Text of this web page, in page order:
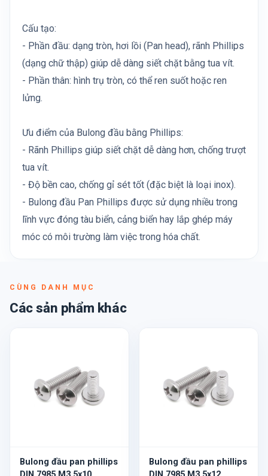
Cấu tạo:
- Phần đầu: dạng tròn, hơi lồi (Pan head), rãnh Phillips
(dạng chữ thập) giúp dễ dàng siết chặt bằng tua vít.
- Phần thân: hình trụ tròn, có thể ren suốt hoặc ren
lửng.
Ưu điểm của Bulong đầu bằng Phillips:
- Rãnh Phillips giúp siết chặt dễ dàng hơn, chống trượt
tua vít.
- Độ bền cao, chống gỉ sét tốt (đặc biệt là loại inox).
- Bulong đầu Pan Phillips được sử dụng nhiều trong
lĩnh vực đóng tàu biển, cảng biển hay lắp ghép máy
móc có môi trường làm việc trong hóa chất.
CÙNG DANH MỤC
Các sản phẩm khác
Bulong đầu pan phillips
Bulong đầu pan phillips